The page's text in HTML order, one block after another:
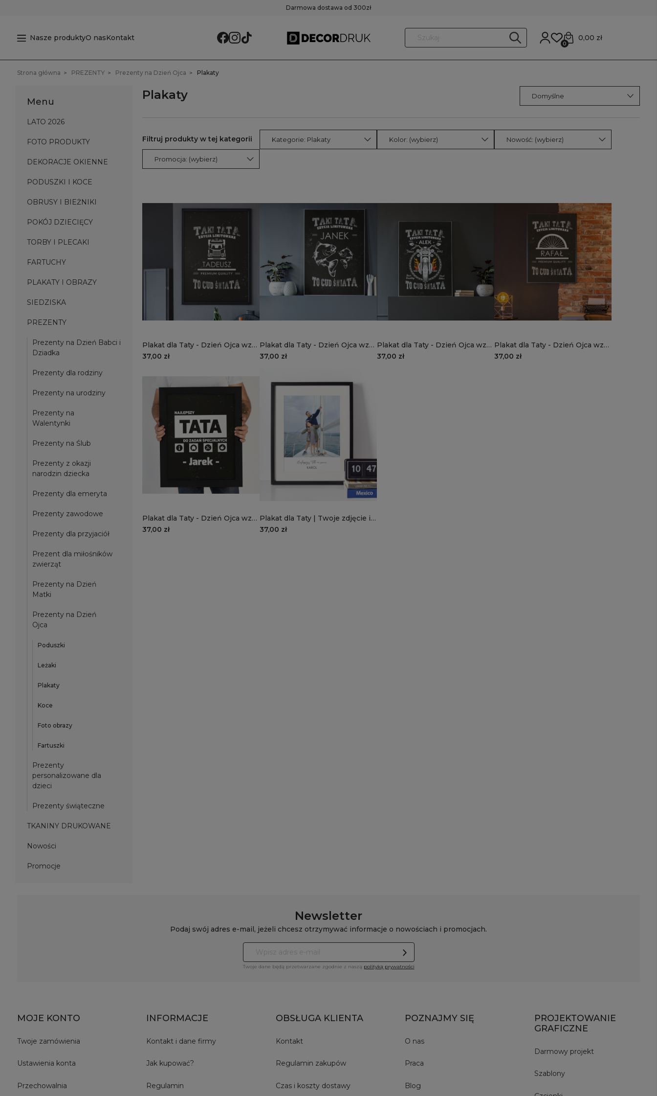
Darmowa dostawa od 300zł
Nasze produktyO nasKontakt 0,00 zł
0
Strona główna PREZENTY Prezenty na Dzień Ojca Plakaty
Menu
LATO 2026
FOTO PRODUKTY
DEKORACJE OKIENNE
PODUSZKI I KOCE
OBRUSY I BIEŻNIKI
POKÓJ DZIECIĘCY
TORBY I PLECAKI
FARTUCHY
PLAKATY I OBRAZY
SIEDZISKA
PREZENTY
Prezenty na Dzień Babci i
Dziadka
Prezenty dla rodziny
Prezenty na urodziny
Prezenty na
Walentynki
Prezenty na Ślub
Prezenty z okazji
narodzin dziecka
Prezenty dla emeryta
Prezenty zawodowe
Prezenty dla przyjaciół
Prezent dla miłośników
zwierząt
Prezenty na Dzień
Matki
Prezenty na Dzień
Ojca
Poduszki
Leżaki
Plakaty
Koce
Foto obrazy
Fartuszki
Prezenty
personalizowane dla
dzieci
Prezenty świąteczne
TKANINY DRUKOWANE
Nowości
Promocje
Plakaty
Kategorie: Plakaty Kolor: (wybierz) Nowość: (wybierz)
Promocja: (wybierz)
Plakat dla Taty - Dzień Ojca wzór
DT05 | ciężarówka
37,00 zł
Plakat dla Taty - Dzień Ojca wzór
DT04 | ryby
37,00 zł
Plakat dla Taty - Dzień Ojca wzór
DT03 | motor
37,00 zł
Plakat dla Taty - Dzień Ojca wzór
DT02 | rower
37,00 zł
Plakat dla Taty - Dzień Ojca wzór
DT01 | tata do zadań specjalnych
37,00 zł
Plakat dla Taty | Twoje zdjęcie i
tekst
37,00 zł
Newsletter
Podaj swój adres e-mail, jeżeli chcesz otrzymywać informacje o nowościach i promocjach.
Twoje dane będą przetwarzane zgodnie z naszą polityką prywatności
MOJE KONTO
Twoje zamówienia
Ustawienia konta
Przechowalnia
INFORMACJE
Kontakt i dane firmy
Jak kupować?
Regulamin
OBSŁUGA KLIENTA
Kontakt
Regulamin zakupów
Czas i koszty dostawy
POZNAJMY SIĘ
O nas
Praca
Blog
PROJEKTOWANIE
GRAFICZNE
Darmowy projekt
Szablony